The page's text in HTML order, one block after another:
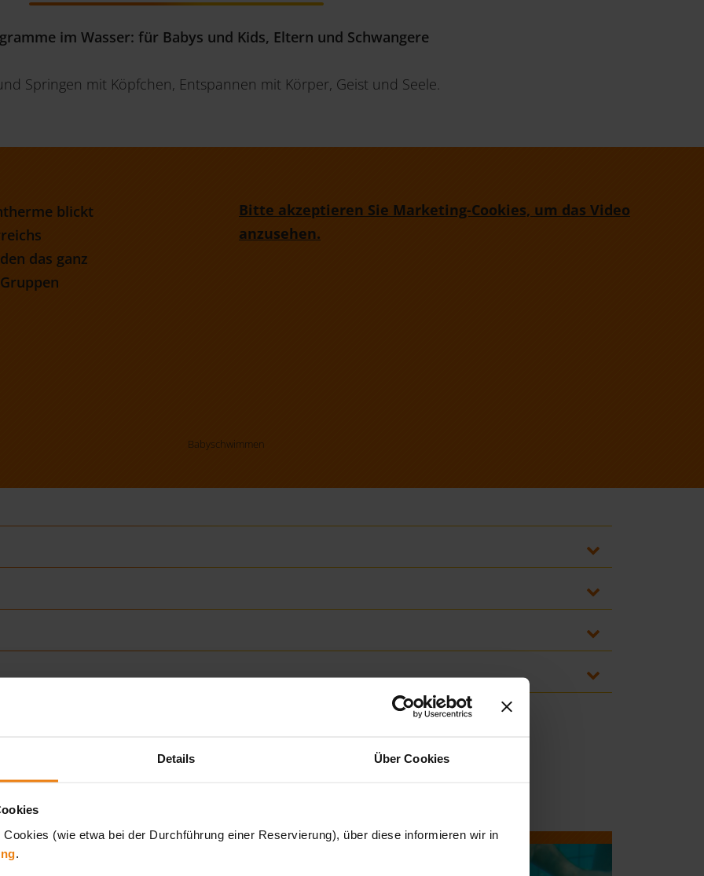
Details Über Cookies
(wie etwa bei der Durchführung einer Reservierung), über diese informieren wir in
im Wasser: für Babys und Kids, Eltern und Schwangere
Springen mit Köpfchen, Entspannen mit Körper, Geist und Seele.
blickt
das ganz
Bitte akzeptieren Sie Marketing-Cookies, um das Video
anzusehen.
Babyschwimmen
Uhr unter Tel.